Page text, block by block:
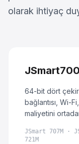
olarak ihtiyaç
64-bit dört
bağlantısı, Wi-
maliyetini
JSmart 707M ·
721M